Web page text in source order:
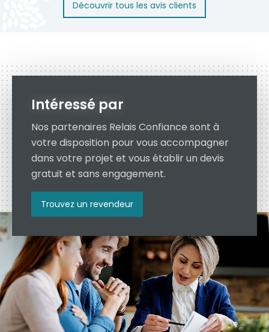
Découvrir tous les avis clients
Intéressé par
Nos partenaires Relais Confiance sont à
votre disposition pour vous accompagner
dans votre projet et vous établir un devis
gratuit et sans engagement.
Trouvez un revendeur